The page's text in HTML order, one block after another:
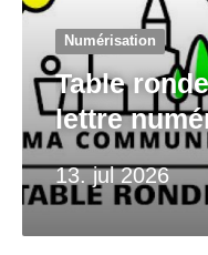
13. jul 2026
Numérisation
Table
lettre